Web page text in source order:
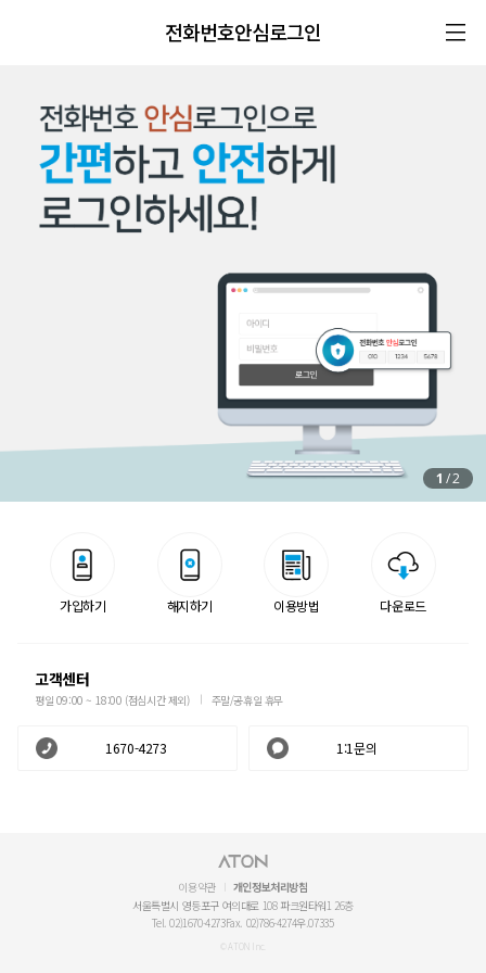
전화번호안심로그인
1 /2
가입하기 해지하기 이용방법 다운로드
고객센터
평일 09:00 ~ 18:00 (점심시간 제외) 주말/공휴일 휴무
1670-4273 1:1문의
이용약관
개인정보처리방침
서울특별시 영등포구 여의대로 108 파크원타워1 26층
Tel. 02)1670-4273Fax. 02)786-4274우.07335
© ATON Inc.